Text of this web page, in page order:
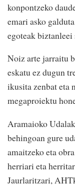
konpontzeko
emari asko
egoteak
Noiz arte jarraitu
eskatu ez dugun
ikusita zenbat eta
megaproiektu
Aramaioko
behingoan gure
amaitzeko eta
herriari eta
Jaurlaritzari,